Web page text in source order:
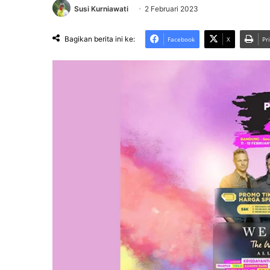
Susi Kurniawati 2 Februari 2023
Bagikan berita ini ke: Facebook X